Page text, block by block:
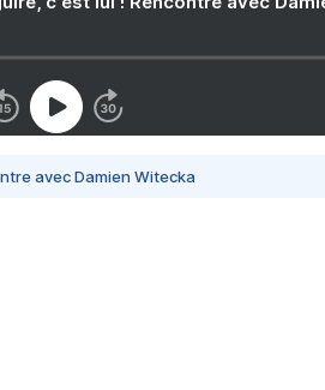
avec Damien Witecka